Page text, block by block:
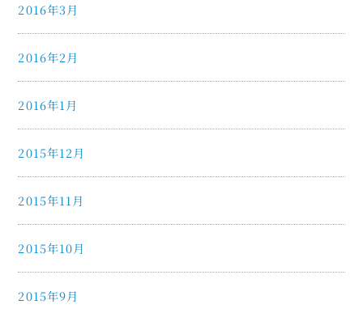
2016年3月
2016年2月
2016年1月
2015年12月
2015年11月
2015年10月
2015年9月